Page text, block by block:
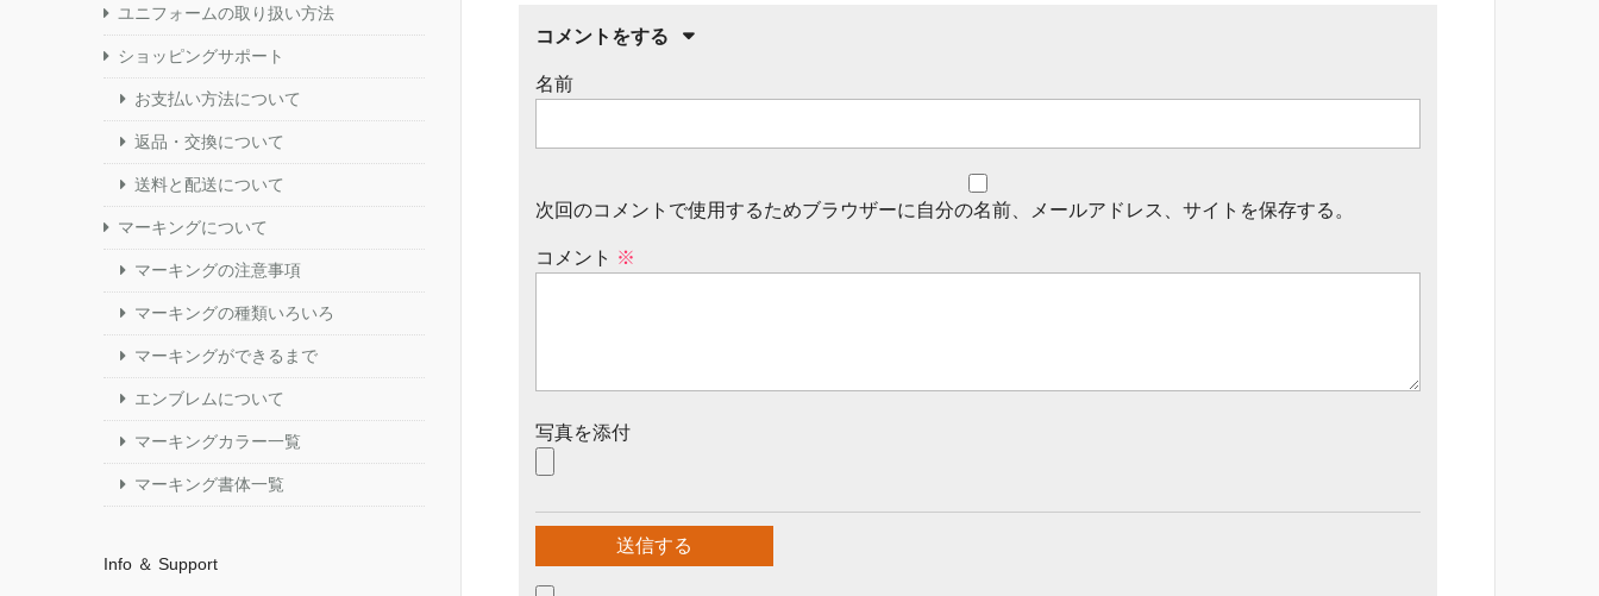
コメントをする
名前
次回のコメントで使用するためブラウザーに自分の名前、メールアドレス、サイトを保存する。
コメント ※
写真を添付
ユニフォームの取り扱い方法
ショッピングサポート
お支払い方法について
返品・交換について
送料と配送について
マーキングについて
マーキングの注意事項
マーキングの種類いろいろ
マーキングができるまで
エンブレムについて
マーキングカラー一覧
マーキング書体一覧
Info ＆ Support